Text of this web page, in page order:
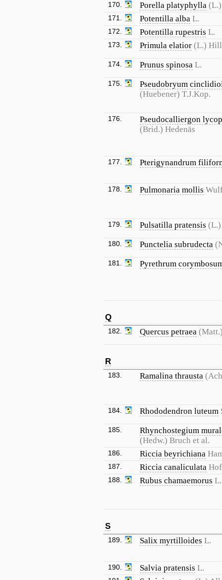
170. Porella platyphylla
171. Potentilla alba L.
172. Potentilla rupestris L.
173. Primula elatior (L.) Hill
174. Prunus spinosa L.
175.
Pseudobryum
(Huebener) T.J.Kop.
176.
Pseudocalliergon
(Brid.) Hedenäs
177. Pterigynandrum
178. Pulmonaria mollis
179. Pulsatilla pratensis
180. Punctelia subrudecta
181. Pyrethrum
Q
182. Quercus petraea
R
183. Ramalina thrausta
184. Rhododendron luteum
185.
Rhynchostegium
(Hedw.) Bruch et al.
186. Riccia beyrichiana
187. Riccia canaliculata
188. Rubus chamaemorus L.
S
189. Salix myrtilloides L.
190. Salvia pratensis L.